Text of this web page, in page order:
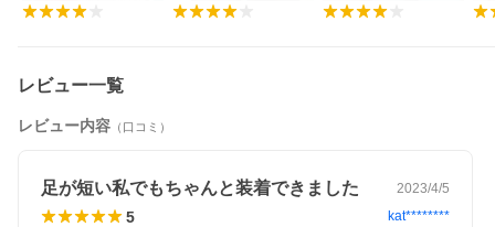
レビュー一覧
レビュー内容 （口コミ）
足が短い私でもちゃんと装着できました 2023/4/5
5 kat********